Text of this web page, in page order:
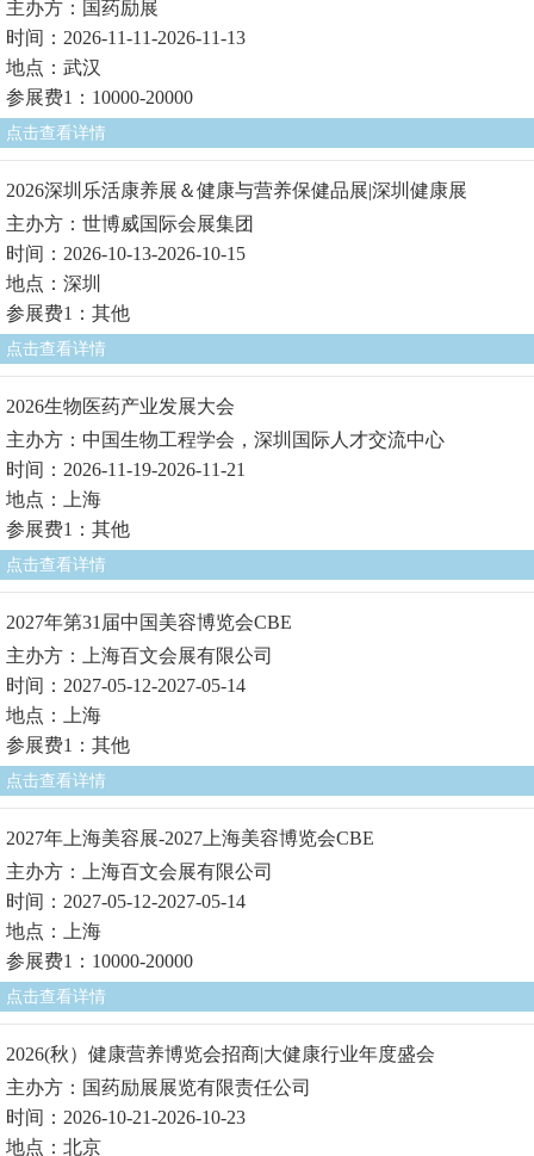
主办方：国药励展
时间：2026-11-11-2026-11-13
地点：武汉
参展费1：10000-20000
点击查看详情
2026深圳乐活康养展＆健康与营养保健品展|深圳健康展
主办方：世博威国际会展集团
时间：2026-10-13-2026-10-15
地点：深圳
参展费1：其他
点击查看详情
2026生物医药产业发展大会
主办方：中国生物工程学会，深圳国际人才交流中心
时间：2026-11-19-2026-11-21
地点：上海
参展费1：其他
点击查看详情
2027年第31届中国美容博览会CBE
主办方：上海百文会展有限公司
时间：2027-05-12-2027-05-14
地点：上海
参展费1：其他
点击查看详情
2027年上海美容展-2027上海美容博览会CBE
主办方：上海百文会展有限公司
时间：2027-05-12-2027-05-14
地点：上海
参展费1：10000-20000
点击查看详情
2026(秋）健康营养博览会招商|大健康行业年度盛会
主办方：国药励展展览有限责任公司
时间：2026-10-21-2026-10-23
地点：北京